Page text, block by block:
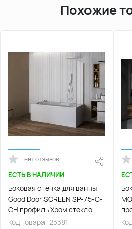
Похожие
нет отзывов
ЕСТЬ В НАЛИЧИИ
Боковая стенка для ванны
Good Door SCREEN SP-75-C-
CH профиль Хром стекло
прозрачное
Код товара 23381